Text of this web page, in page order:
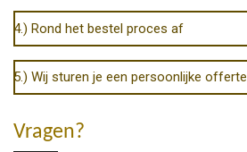
4.) Rond het bestel proces af
5.) Wij sturen je een persoonlijke offerte
Vragen?